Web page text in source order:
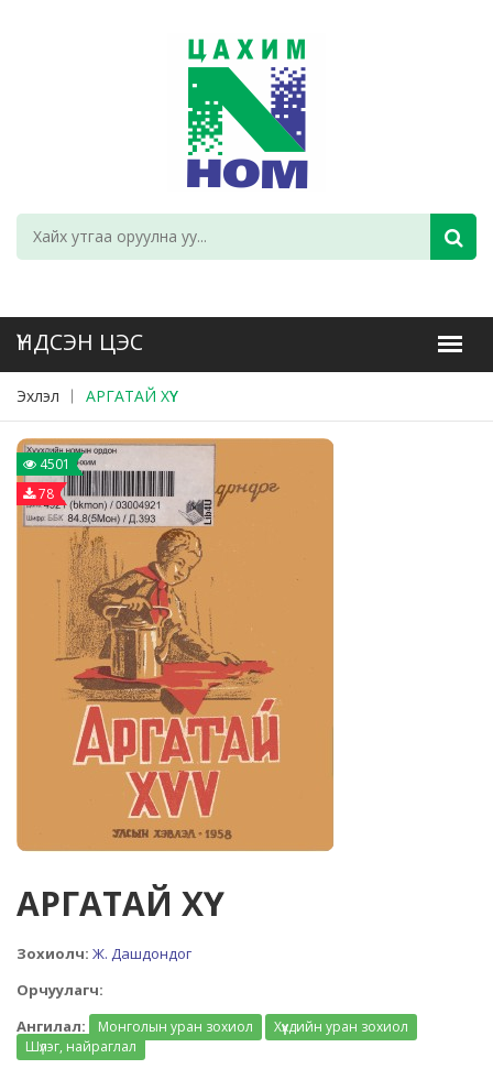
Эхлэл АРГАТАЙ ХҮҮ
4501
78
АРГАТАЙ ХҮҮ
Зохиолч: Ж. Дашдондог
Орчуулагч:
Ангилал:
Монголын уран зохиол
Хүүхдийн уран зохиол
Шүлэг, найраглал